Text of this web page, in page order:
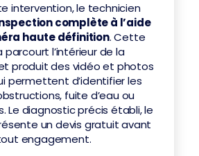
intervention, le technicien
complète à l’aide
haute définition. Cette
parcourt l’intérieur de la
produit des vidéo et photos
permettent d’identifier les
fuite d’eau ou
Le diagnostic précis établi, le
un devis gratuit avant
engagement.
Docteur Canalisation
rapide 7j/7